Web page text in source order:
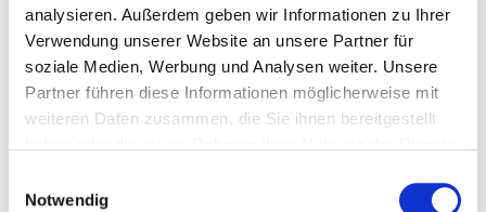
analysieren. Außerdem geben wir Informationen zu Ihrer
Verwendung unserer Website an unsere Partner für
soziale Medien, Werbung und Analysen weiter. Unsere
Partner führen diese Informationen möglicherweise mit
weiteren Daten zusammen, die Sie ihnen bereitgestellt
Notwendig